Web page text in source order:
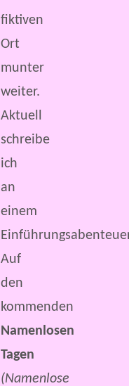
fiktiven
Ort
munter
weiter.
Aktuell
schreibe
ich
an
einem
Auf
den
kommenden
Namenlosen
Tagen
(Namenlose